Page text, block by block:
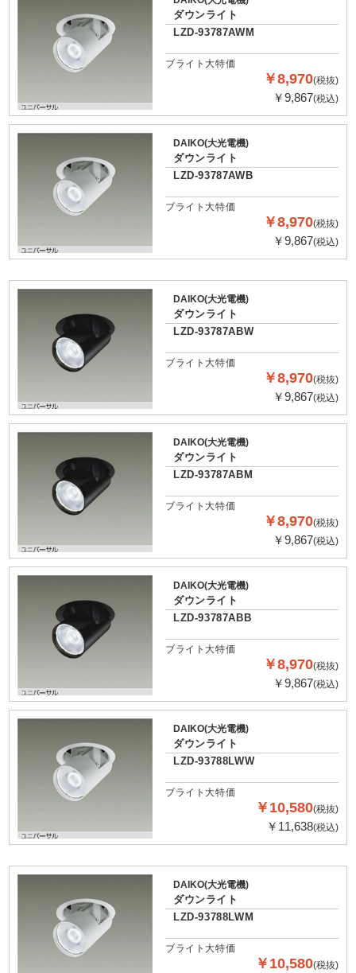
ダウンライト
LZD-93787AWM
ブライト大特価
￥8,970(税抜)
￥9,867(税込)
DAIKO(大光電機)
ダウンライト
LZD-93787AWB
ブライト大特価
￥8,970(税抜)
￥9,867(税込)
DAIKO(大光電機)
ダウンライト
LZD-93787ABW
ブライト大特価
￥8,970(税抜)
￥9,867(税込)
DAIKO(大光電機)
ダウンライト
LZD-93787ABM
ブライト大特価
￥8,970(税抜)
￥9,867(税込)
DAIKO(大光電機)
ダウンライト
LZD-93787ABB
ブライト大特価
￥8,970(税抜)
￥9,867(税込)
DAIKO(大光電機)
ダウンライト
LZD-93788LWW
ブライト大特価
￥10,580(税抜)
￥11,638(税込)
DAIKO(大光電機)
ダウンライト
LZD-93788LWM
ブライト大特価
￥10,580(税抜)